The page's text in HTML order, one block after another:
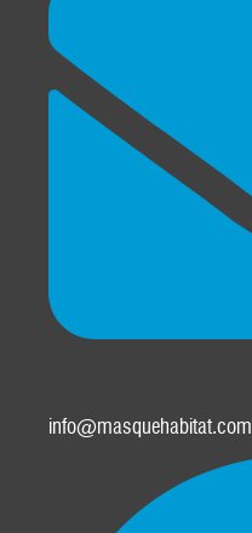
info@masquehabitat.com